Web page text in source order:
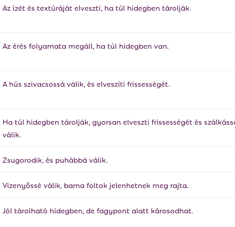
Az ízét és textúráját elveszti, ha túl hidegben tárolják.
Az érés folyamata megáll, ha túl hidegben van.
A hús szivacsossá válik, és elveszíti frissességét.
Ha túl hidegben tárolják, gyorsan elveszti frissességét és
válik.
Zsugorodik, és puhábbá válik.
Vizenyőssé válik, barna foltok jelenhetnek meg rajta.
Jól tárolható hidegben, de fagypont alatt károsodhat.